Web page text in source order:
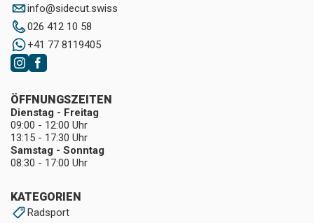
info@sidecut.swiss
026 412 10 58
+41 77 8119405
KATEGORIEN
Radsport
ÖFFNUNGSZEITEN
Dienstag - Freitag
09:00 - 12:00 Uhr
13:15 - 17:30 Uhr
Samstag - Sonntag
08:30 - 17:00 Uhr